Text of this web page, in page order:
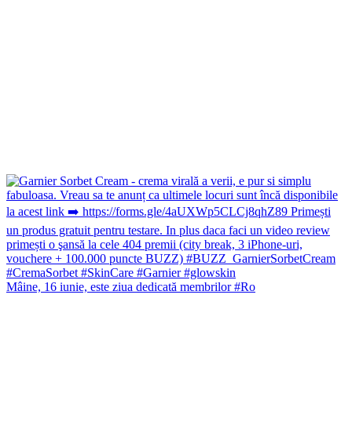
Mâine, 16 iunie, este ziua dedicată membrilor #Ro